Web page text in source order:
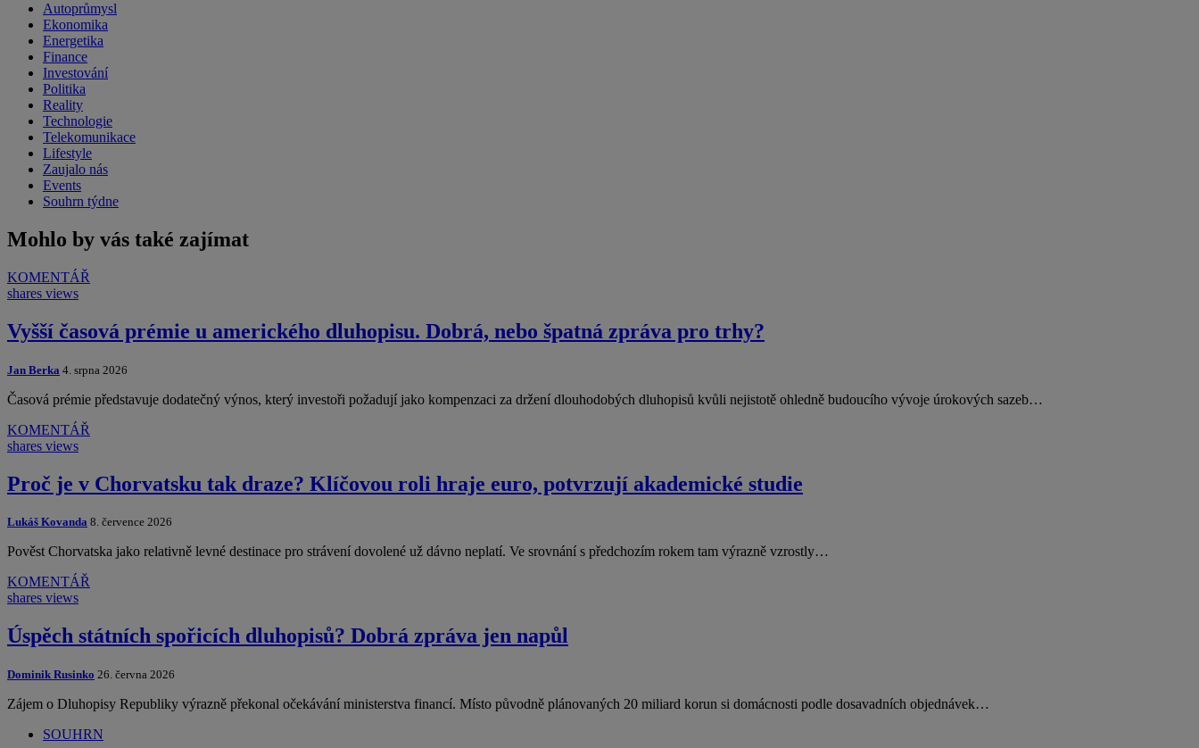
Autoprůmysl
Ekonomika
Energetika
Finance
Investování
Politika
Reality
Technologie
Telekomunikace
Lifestyle
Zaujalo nás
Events
Souhrn týdne
Mohlo by vás také zajímat
KOMENTÁŘ
shares views
Vyšší časová prémie u amerického dluhopisu. Dobrá, nebo špatná zpráva pro trhy?
Jan Berka 4. srpna 2026
Časová prémie představuje dodatečný výnos, který investoři požadují jako kompenzaci za držení dlouhodobých dluhopisů kvůli nejistotě ohledně budoucího vývoje úrokových sazeb…
KOMENTÁŘ
shares views
Proč je v Chorvatsku tak draze? Klíčovou roli hraje euro, potvrzují akademické studie
Lukáš Kovanda 8. července 2026
Pověst Chorvatska jako relativně levné destinace pro strávení dovolené už dávno neplatí. Ve srovnání s předchozím rokem tam výrazně vzrostly…
KOMENTÁŘ
shares views
Úspěch státních spořicích dluhopisů? Dobrá zpráva jen napůl
Dominik Rusinko 26. června 2026
Zájem o Dluhopisy Republiky výrazně překonal očekávání ministerstva financí. Místo původně plánovaných 20 miliard korun si domácnosti podle dosavadních objednávek…
SOUHRN